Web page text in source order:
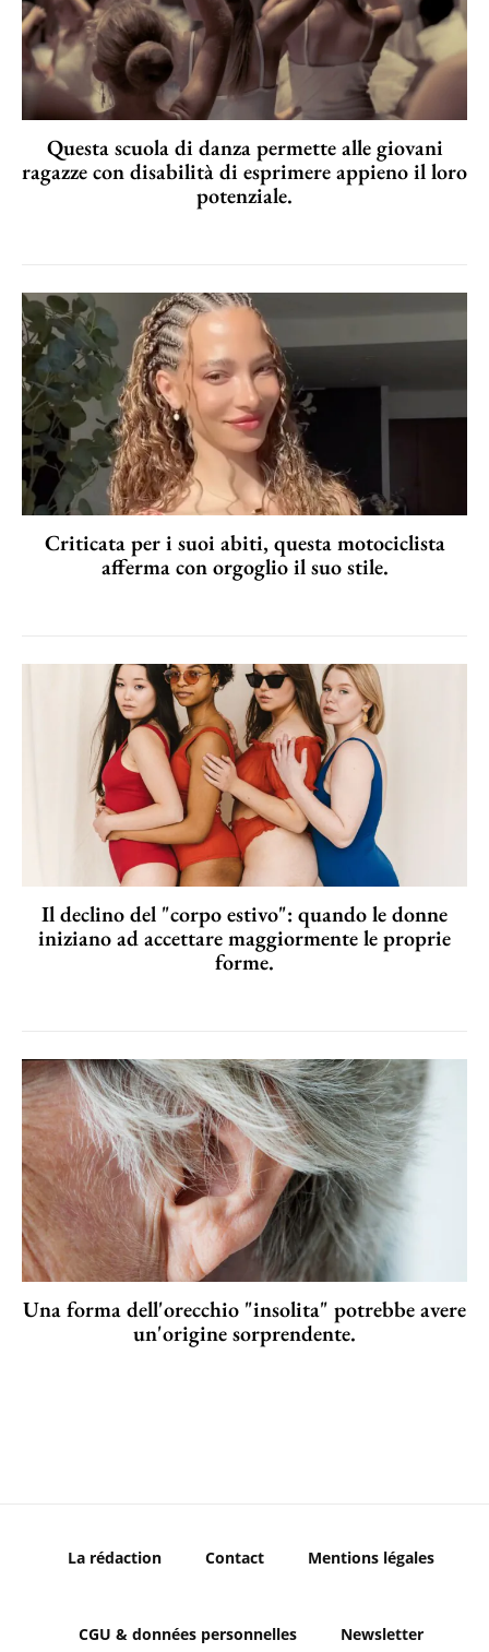
Questa scuola di danza permette alle giovani
ragazze con disabilità di esprimere appieno il loro
potenziale.
Criticata per i suoi abiti, questa motociclista
afferma con orgoglio il suo stile.
Il declino del "corpo estivo": quando le donne
iniziano ad accettare maggiormente le proprie
forme.
Una forma dell'orecchio "insolita" potrebbe avere
un'origine sorprendente.
La rédaction Contact Mentions légales
CGU & données personnelles Newsletter